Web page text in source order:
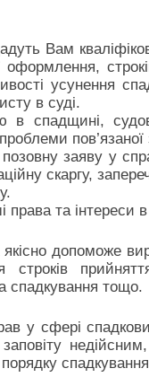
Вам
оформлення,
усунення
в суді.
в спадщині,
заяву у
скаргу,
та інтереси в
якісно допоможе
строків
спадкування тощо.
у сфері